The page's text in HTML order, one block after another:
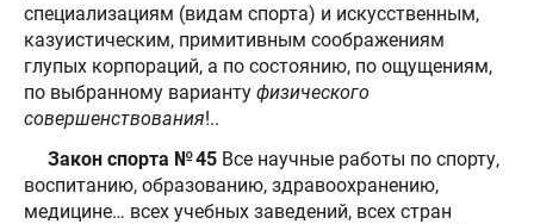
специализациям (видам спорта) и искусственным,
казуистическим, примитивным соображениям
глупых корпораций, а по состоянию, по ощущениям,
по выбранному варианту физического
совершенствования!..
Закон спорта № 45 Все научные работы по спорту,
воспитанию, образованию, здравоохранению,
медицине… всех учебных заведений, всех стран